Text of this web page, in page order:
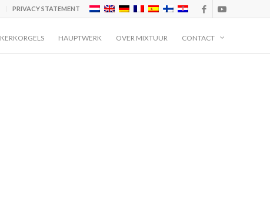
PRIVACY STATEMENT
KERKORGELS HAUPTWERK OVER MIXTUUR CONTACT